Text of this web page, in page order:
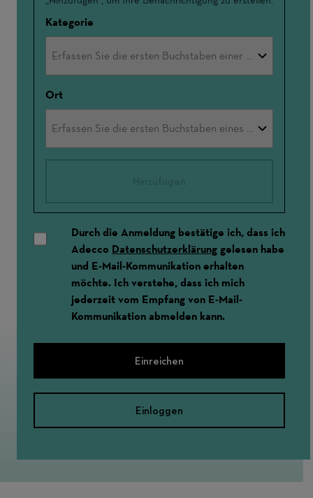
Kategorie
Ort
Durch die Anmeldung bestätige ich, dass ich
Adecco Datenschutzerklärung gelesen habe
und E-Mail-Kommunikation erhalten
möchte. Ich verstehe, dass ich mich
jederzeit vom Empfang von E-Mail-
Kommunikation abmelden kann.
Einreichen
Einloggen